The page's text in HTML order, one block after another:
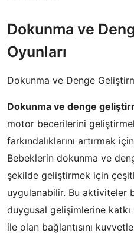
Dokunma ve
Oyunları
Dokunma ve Denge
Dokunma ve denge
motor becerilerini
farkındalıklarını artırmak
Bebeklerin dokunma ve
şekilde geliştirmek için
uygulanabilir. Bu aktiviteler
duygusal gelişimlerine
ile olan bağlantısını